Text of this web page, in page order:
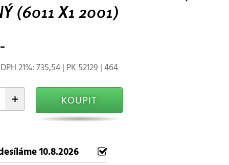
(6011 X1 2001)
21%: 735,54 | PK 52129 | 464
+ KOUPIT
10.8.2026